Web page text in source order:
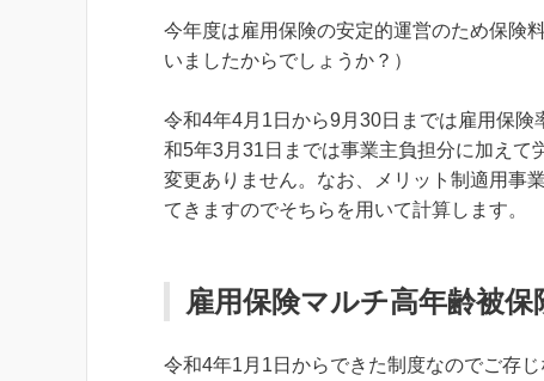
今年度は雇用保険の安定的運営のため保険
いましたからでしょうか？）
令和4年4月1日から9月30日までは雇用保
和5年3月31日までは事業主負担分に加えて
変更ありません。なお、メリット制適用事
てきますのでそちらを用いて計算します。
雇用保険マルチ高年齢被保
令和4年1月1日からできた制度なのでご存